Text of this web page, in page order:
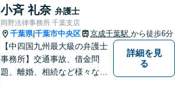
応】ご相談者様の精神的負担
を軽減することも重視してい
る弁護士です。【千葉駅徒歩
７分】
小斉 礼奈 弁護士
岡野法律事務所 千葉支店
千葉県|千葉市中央区 京成千葉駅 から徒歩6分
【中四国九州最大級の弁護士
事務所】交通事故、借金問
題、離婚、相続など様々な問
詳細を見
る